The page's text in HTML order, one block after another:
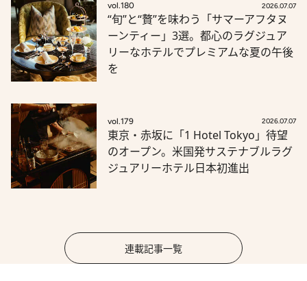
vol.180 2026.07.07
“旬”と“贅”を味わう「サマーアフタヌ
ーンティー」3選。都心のラグジュア
リーなホテルでプレミアムな夏の午後
を
vol.179 2026.07.07
東京・赤坂に「1 Hotel Tokyo」待望
のオープン。米国発サステナブルラグ
ジュアリーホテル日本初進出
連載記事一覧